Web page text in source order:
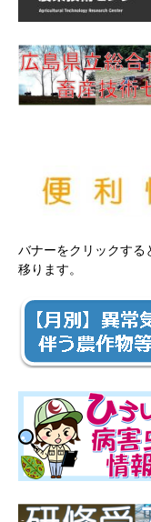
バナーをクリックする
移ります。